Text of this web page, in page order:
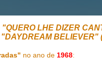
LHE DIZER
BELIEVER"
no ano de 1968: